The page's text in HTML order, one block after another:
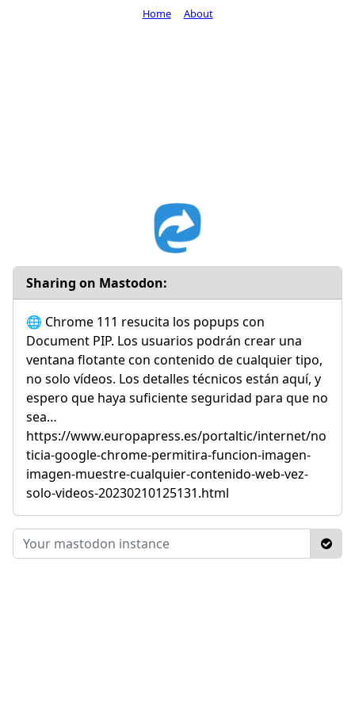
Sharing on Mastodon:
🌐 Chrome 111 resucita los popups con
Document PIP. Los usuarios podrán crear una
ventana flotante con contenido de cualquier tipo,
no solo vídeos. Los detalles técnicos están aquí, y
espero que haya suficiente seguridad para que no
sea…
https://www.europapress.es/portaltic/internet/no
ticia-google-chrome-permitira-funcion-imagen-
imagen-muestre-cualquier-contenido-web-vez-
solo-videos-20230210125131.html
Home About